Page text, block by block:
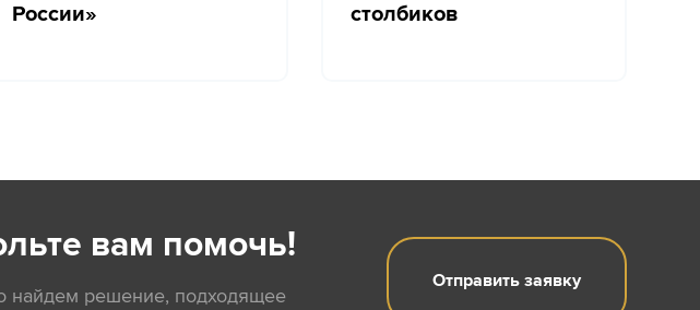
России»
столбиков
вам помочь!
найдем решение, подходящее
Отправить заявку